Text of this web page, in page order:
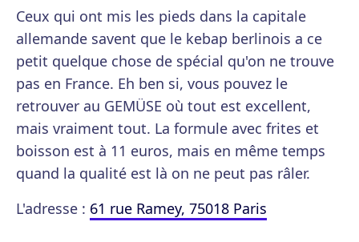
Ceux qui ont mis les pieds dans la capitale
allemande savent que le kebap berlinois a ce
petit quelque chose de spécial qu'on ne trouve
pas en France. Eh ben si, vous pouvez le
retrouver au GEMÜSE où tout est excellent,
mais vraiment tout. La formule avec frites et
boisson est à 11 euros, mais en même temps
quand la qualité est là on ne peut pas râler.
L'adresse : 61 rue Ramey, 75018 Paris